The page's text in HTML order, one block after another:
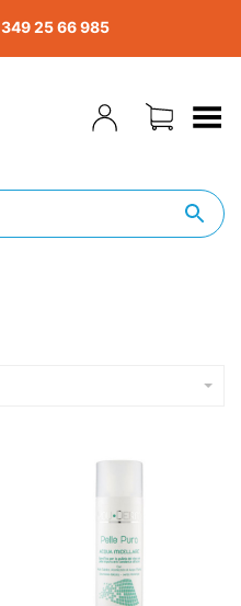
349 25 66 985
Toggle Menu